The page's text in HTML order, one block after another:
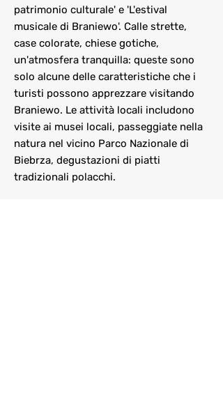
patrimonio culturale' e 'L'estival
musicale di Braniewo'. Calle strette,
case colorate, chiese gotiche,
un'atmosfera tranquilla: queste sono
solo alcune delle caratteristiche che i
turisti possono apprezzare visitando
Braniewo. Le attività locali includono
visite ai musei locali, passeggiate nella
natura nel vicino Parco Nazionale di
Biebrza, degustazioni di piatti
tradizionali polacchi.